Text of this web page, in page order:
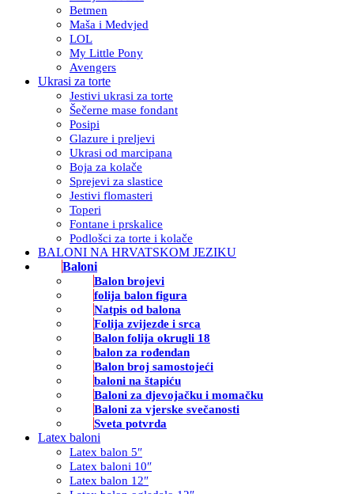
Betmen
Maša i Medvjed
LOL
My Little Pony
Avengers
Ukrasi za torte
Jestivi ukrasi za torte
Šečerne mase fondant
Posipi
Glazure i preljevi
Ukrasi od marcipana
Boja za kolače
Sprejevi za slastice
Jestivi flomasteri
Toperi
Fontane i prskalice
Podlošci za torte i kolače
BALONI NA HRVATSKOM JEZIKU
Baloni
Balon brojevi
folija balon figura
Natpis od balona
Folija zvijezde i srca
Balon folija okrugli 18
balon za rođendan
Balon broj samostojeći
baloni na štapiću
Baloni za djevojačku i momačku
Baloni za vjerske svečanosti
Sveta potvrda
Latex baloni
Latex balon 5″
Latex baloni 10″
Latex balon 12″